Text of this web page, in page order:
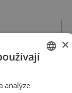
pro
×
analýze